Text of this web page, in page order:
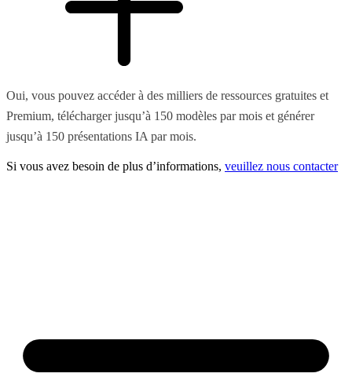
Oui, vous pouvez accéder à des milliers de ressources gratuites et
Premium, télécharger jusqu’à 150 modèles par mois et générer
jusqu’à 150 présentations IA par mois.
Si vous avez besoin de plus d’informations, veuillez nous contacter